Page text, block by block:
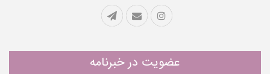
عضویت در خبرنامه